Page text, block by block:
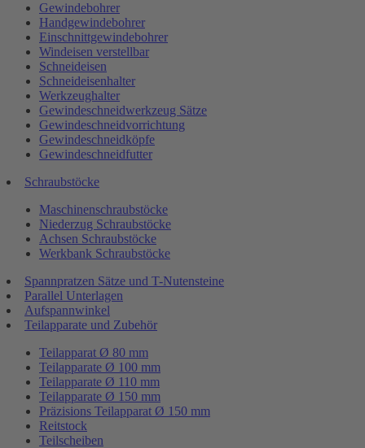
Gewindebohrer
Handgewindebohrer
Einschnittgewindebohrer
Windeisen verstellbar
Schneideisen
Schneideisenhalter
Werkzeughalter
Gewindeschneidwerkzeug Sätze
Gewindeschneidvorrichtung
Gewindeschneidköpfe
Gewindeschneidfutter
Schraubstöcke
Maschinenschraubstöcke
Niederzug Schraubstöcke
Achsen Schraubstöcke
Werkbank Schraubstöcke
Spannpratzen Sätze und T-Nutensteine
Parallel Unterlagen
Aufspannwinkel
Teilapparate und Zubehör
Teilapparat Ø 80 mm
Teilapparate Ø 100 mm
Teilapparate Ø 110 mm
Teilapparate Ø 150 mm
Präzisions Teilapparat Ø 150 mm
Reitstock
Teilscheiben